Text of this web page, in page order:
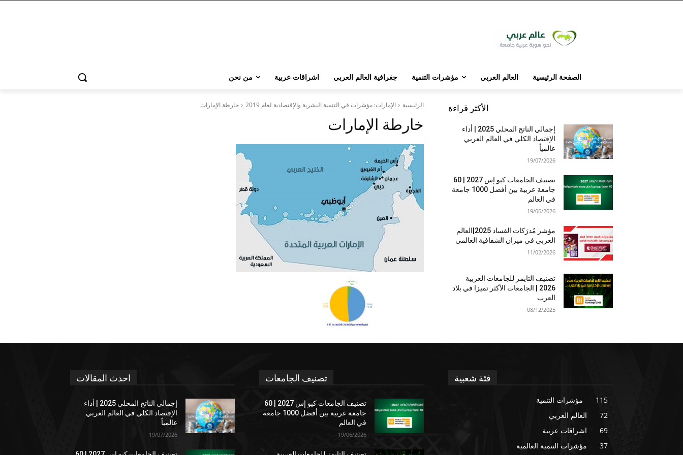
الصفحة الرئيسية العالم العربي مؤشرات التنمية جغرافية العالم العربي اشراقات عربية من نحن
الرئيسية الإمارات: مؤشرات في التنمية البشرية والإقتصادية لعام 2019 خارطة الإمارات
خارطة الإمارات
الأكثر قراءة
إجمالي الناتج المحلي 2025 | أداء
الإقتصاد الكلي في العالم العربي
عالمياً
19/07/2026
تصنيف الجامعات كيو إس 2027 | 60
جامعة عربية بين أفضل 1000 جامعة
في العالم
19/06/2026
مؤشر مُدرَكات الفساد 2025|العالم
العربي في ميزان الشفافية العالمي
11/02/2026
تصنيف التايمز للجامعات العربية
2026 | الجامعات الأكثر تميزا في بلاد
العرب
08/12/2025
احدث المقالات
إجمالي الناتج المحلي 2025 | أداء
الإقتصاد الكلي في العالم العربي
عالمياً
19/07/2026
تصنيف الجامعات
تصنيف الجامعات كيو إس 2027 | 60
جامعة عربية بين أفضل 1000 جامعة
في العالم
19/06/2026
فئة شعبية
مؤشرات التنمية
115
العالم العربي
72
اشراقات عربية
69
مؤشرات التنمية العالمية
37